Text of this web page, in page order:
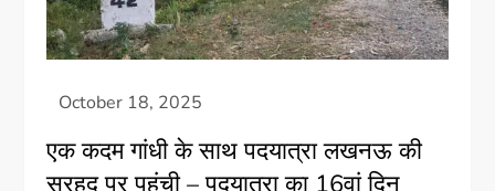
एक कदम गांधी के साथ पदयात्रा लखनऊ की